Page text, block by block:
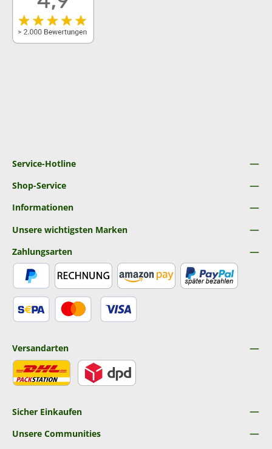
Service-Hotline
Shop-Service
Informationen
Unsere wichtigsten Marken
Sicher Einkaufen
Unsere Communities
Zahlungsarten
Versandarten